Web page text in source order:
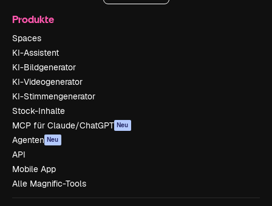
Produkte
Spaces
KI-Assistent
KI-Bildgenerator
KI-Videogenerator
KI-Stimmengenerator
Stock-Inhalte
MCP für Claude/ChatGPT Neu
Agenten Neu
API
Mobile App
Alle Magnific-Tools